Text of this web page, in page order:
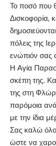
Το ποσό που
Δισκοφορία,
πόλεις της
ενώπιόν σας
Η Αγία
σκέπη της.
της στη
παρόμοια
με την ίδια
Σας καλώ
ώστε να